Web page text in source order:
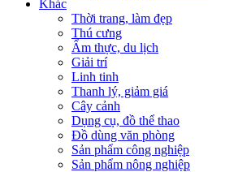
Khác
Thời trang, làm đẹp
Thú cưng
Ẩm thực, du lịch
Giải trí
Linh tinh
Thanh lý, giảm giá
Cây cảnh
Dụng cụ, đồ thể thao
Đồ dùng văn phòng
Sản phẩm công nghiệp
Sản phẩm nông nghiệp